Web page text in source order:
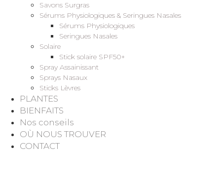
Savons Surgras
Sérums Physiologiques & Seringues Nasales
Sérums Physiologiques
Seringues Nasales
Solaire
Stick solaire SPF50+
Spray Assainissant
Sprays Nasaux
Sticks Lèvres
PLANTES
BIENFAITS
Nos conseils
OÙ NOUS TROUVER
CONTACT